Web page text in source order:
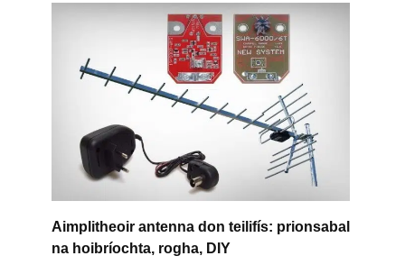
Aimplitheoir antenna don teilifís: prionsabal
na hoibríochta, rogha, DIY